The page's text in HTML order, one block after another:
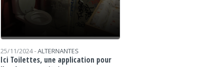
25/11/2024 -ALTERNANTES
Ici Toilettes, une application pour